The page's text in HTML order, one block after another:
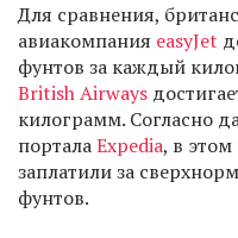
Для сравнения,
авиакомпания easyJet
фунтов за каждый
British Airways
килограмм. Согласно
порталаExpedia, в
заплатили за
фунтов.